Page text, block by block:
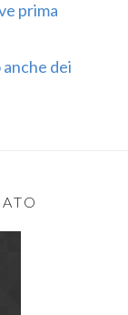
prima
dei